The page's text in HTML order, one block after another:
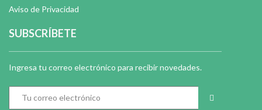
Aviso de Privacidad
SUBSCRÍBETE
Ingresa tu correo electrónico para recibir novedades.